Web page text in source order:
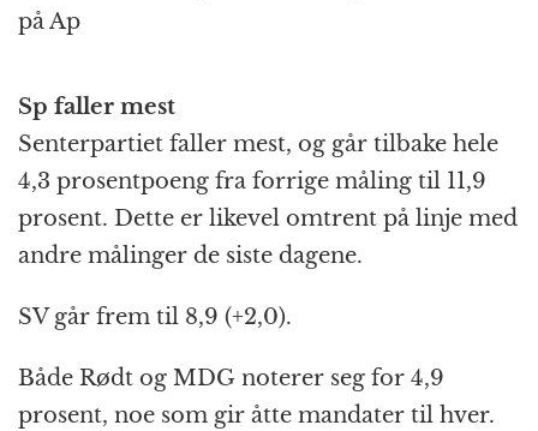
på Ap
Sp faller mest
Senterpartiet faller mest, og går tilbake hele
4,3 prosentpoeng fra forrige måling til 11,9
prosent. Dette er likevel omtrent på linje med
andre målinger de siste dagene.
SV går frem til 8,9 (+2,0).
Både Rødt og MDG noterer seg for 4,9
prosent, noe som gir åtte mandater til hver.